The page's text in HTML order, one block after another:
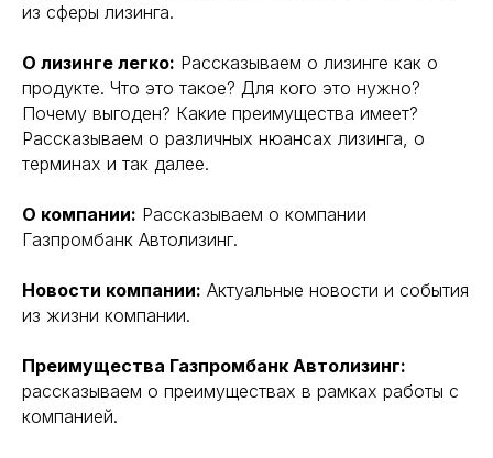
из сферы лизинга.
О лизинге легко: Рассказываем о лизинге как о
продукте. Что это такое? Для кого это нужно?
Почему выгоден? Какие преимущества имеет?
Рассказываем о различных нюансах лизинга, о
терминах и так далее.
О компании: Рассказываем о компании
Газпромбанк Автолизинг.
Новости компании: Актуальные новости и события
из жизни компании.
Преимущества Газпромбанк Автолизинг:
рассказываем о преимуществах в рамках работы с
компанией.